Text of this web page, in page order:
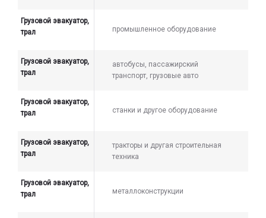
Грузовой эвакуатор,
трал
промышленное оборудование
Грузовой эвакуатор,
трал
автобусы, пассажирский
транспорт, грузовые авто
Грузовой эвакуатор,
трал
станки и другое оборудование
Грузовой эвакуатор,
трал
тракторы и другая строительная
техника
Грузовой эвакуатор,
трал
металлоконструкции